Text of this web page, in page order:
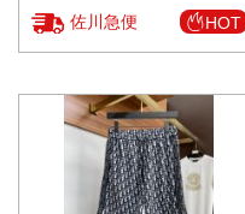
佐川急便 HOT